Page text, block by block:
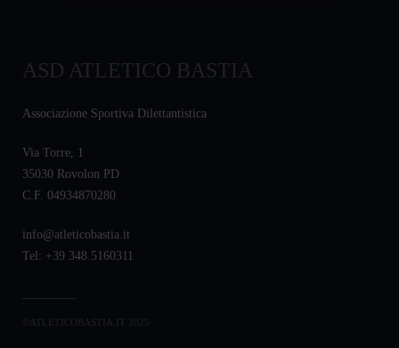
ASD ATLETICO BASTIA
Associazione Sportiva Dilettantistica
Via Torre, 1
35030 Rovolon PD
C.F. 04934870280
info@atleticobastia.it
Tel: +39 348.5160311
©ATLETICOBASTIA.IT 2025